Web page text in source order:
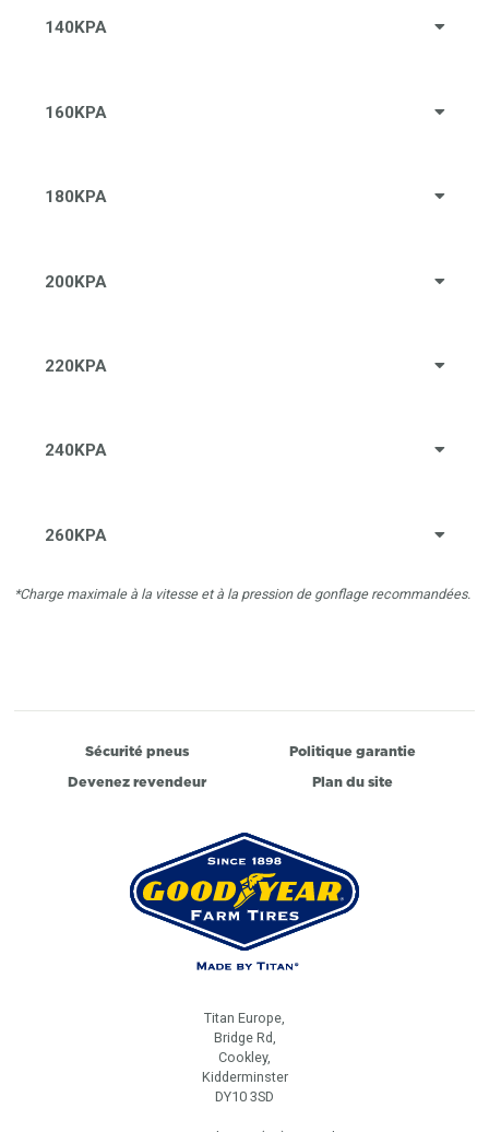
140KPA
160KPA
180KPA
200KPA
220KPA
240KPA
260KPA
*Charge maximale à la vitesse et à la pression de gonflage recommandées.
Sécurité pneus
Politique garantie
Devenez revendeur
Plan du site
Titan Europe,
Bridge Rd,
Cookley,
Kidderminster
DY10 3SD